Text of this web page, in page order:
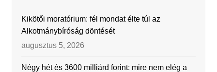
Kikötői moratórium: fél mondat élte túl az
Alkotmánybíróság döntését
augusztus 5, 2026
Négy hét és 3600 milliárd forint: mire nem elég a